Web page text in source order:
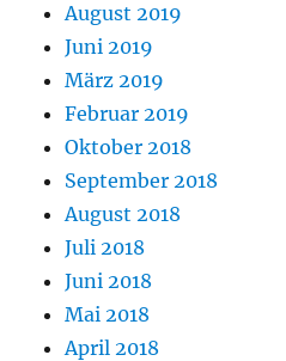
August 2019
Juni 2019
März 2019
Februar 2019
Oktober 2018
September 2018
August 2018
Juli 2018
Juni 2018
Mai 2018
April 2018